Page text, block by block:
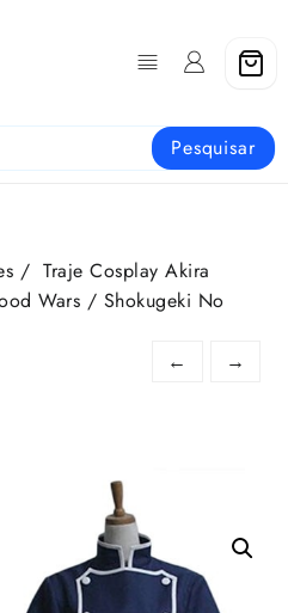
Pesquisar
/ Traje Cosplay Akira
Wars / Shokugeki No
←
→